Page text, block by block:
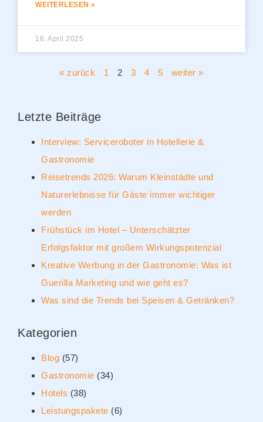
WEITERLESEN »
16. April 2025
« zurück 1 2 3 4 5 weiter »
Letzte Beiträge
Interview: Serviceroboter in Hotellerie &
Gastronomie
Reisetrends 2026: Warum Kleinstädte und
Naturerlebnisse für Gäste immer wichtiger
werden
Frühstück im Hotel – Unterschätzter
Erfolgsfaktor mit großem Wirkungspotenzial
Kreative Werbung in der Gastronomie: Was ist
Guerilla Marketing und wie geht es?
Was sind die Trends bei Speisen & Getränken?
Kategorien
Blog (57)
Gastronomie (34)
Hotels (38)
Leistungspakete (6)